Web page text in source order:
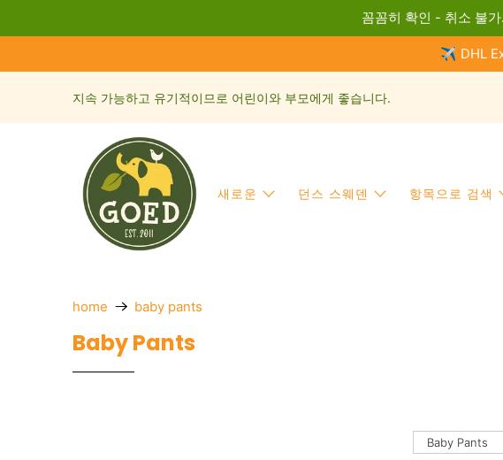
꼼꼼히 확인 - 취소 불
✈️ DHL
지속 가능하고 유기적이므로 어린이와 부모에게 좋습니다.
새로운 던스 스웨덴 항목으로 검색
home baby pants
Baby Pants
Baby Pants